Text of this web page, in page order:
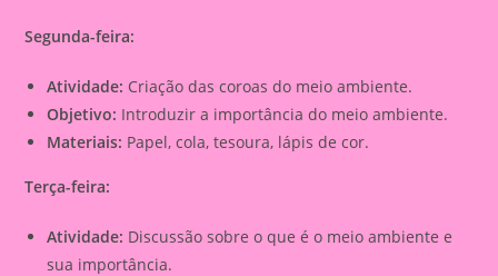
Segunda-feira:
Atividade: Criação das coroas do meio ambiente.
Objetivo: Introduzir a importância do meio ambiente.
Materiais: Papel, cola, tesoura, lápis de cor.
Terça-feira:
Atividade: Discussão sobre o que é o meio ambiente e
sua importância.